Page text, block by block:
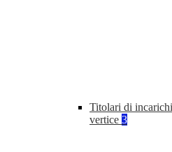
Titolari di
vertice 3